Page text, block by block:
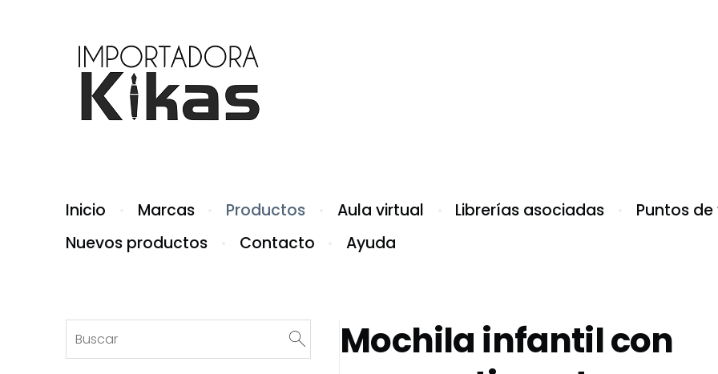
Inicio Marcas Productos Aula virtual Librerías asociadas
Puntos de
Nuevos productos
Contacto Ayuda
Mochila infantil con